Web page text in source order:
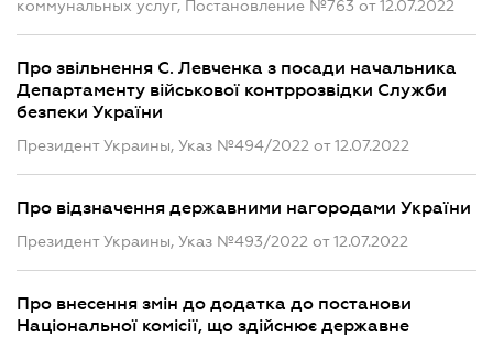
коммунальных услуг, Постановление №763 от 12.07.2022
Про звільнення С. Левченка з посади начальника
Департаменту військової контррозвідки Служби
безпеки України
Президент Украины, Указ №494/2022 от 12.07.2022
Про відзначення державними нагородами України
Президент Украины, Указ №493/2022 от 12.07.2022
Про внесення змін до додатка до постанови
Національної комісії, що здійснює державне